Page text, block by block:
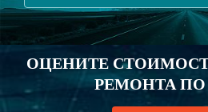
ОЦЕНИТЕ
РЕМОНТА